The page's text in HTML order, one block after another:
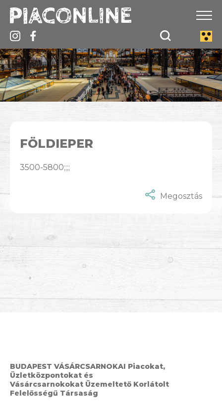
FÖLDIEPER
3500-5800;;;;
Megosztás
BUDAPEST VÁSÁRCSARNOKAI Piacokat,
Üzletközpontokat és
Vásárcsarnokokat Üzemeltető Korlátolt
Felelősségű Társaság